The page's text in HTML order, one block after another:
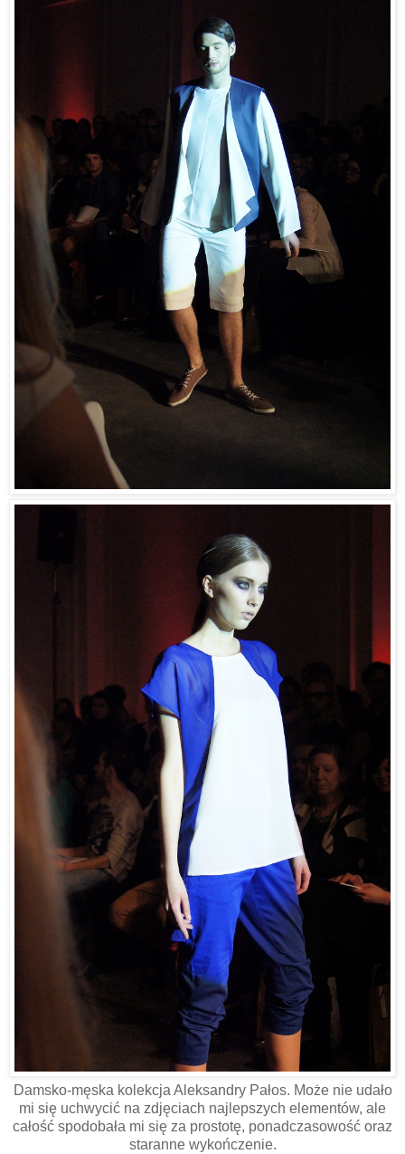
Damsko-męska kolekcja Aleksandry Pałos. Może nie udało
mi się uchwycić na zdjęciach najlepszych elementów, ale
całość spodobała mi się za prostotę, ponadczasowość oraz
staranne wykończenie.